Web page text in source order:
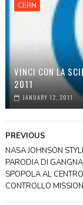
CERN
VINCI CON LA
2011
JANUARY 12, 2011
PREVIOUS
NASA JOHNSON
PARODIA DI
SPOPOLA AL CENTRO
CONTROLLO